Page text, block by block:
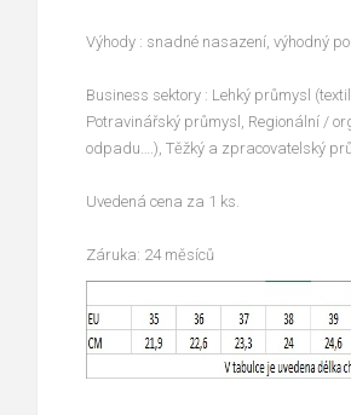
Výhody : snadné nasazení, výhodný
Business sektory : Lehký průmysl
Potravinářský průmysl, Regionální /
odpadu….), Těžký a zpracovatelský
Uvedená cena za 1 ks.
Záruka: 24 měsíců